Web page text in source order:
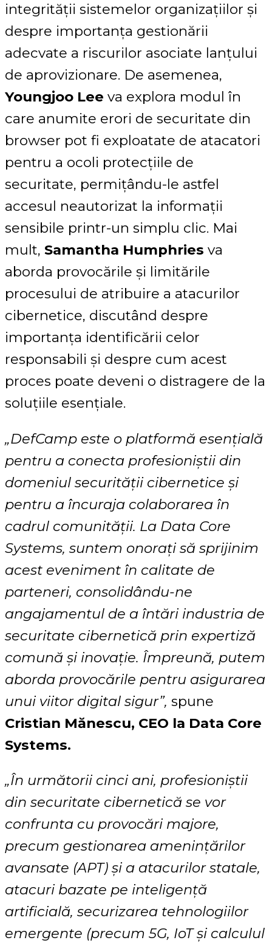
integrității sistemelor organizațiilor și
despre importanța gestionării
adecvate a riscurilor asociate lanțului
de aprovizionare. De asemenea,
Youngjoo Lee va explora modul în
care anumite erori de securitate din
browser pot fi exploatate de atacatori
pentru a ocoli protecțiile de
securitate, permițându-le astfel
accesul neautorizat la informații
sensibile printr-un simplu clic. Mai
mult, Samantha Humphries va
aborda provocările și limitările
procesului de atribuire a atacurilor
cibernetice, discutând despre
importanța identificării celor
responsabili și despre cum acest
proces poate deveni o distragere de la
soluțiile esențiale.
„DefCamp este o platformă esențială
pentru a conecta profesioniștii din
domeniul securității cibernetice și
pentru a încuraja colaborarea în
cadrul comunității. La Data Core
Systems, suntem onorați să sprijinim
acest eveniment în calitate de
parteneri, consolidându-ne
angajamentul de a întări industria de
securitate cibernetică prin expertiză
comună și inovație. Împreună, putem
aborda provocările pentru asigurarea
unui viitor digital sigur”, spune
Cristian Mănescu, CEO la Data Core
Systems.
„În următorii cinci ani, profesioniștii
din securitate cibernetică se vor
confrunta cu provocări majore,
precum gestionarea amenințărilor
avansate (APT) și a atacurilor statale,
atacuri bazate pe inteligență
artificială, securizarea tehnologiilor
emergente (precum 5G, IoT și calculul